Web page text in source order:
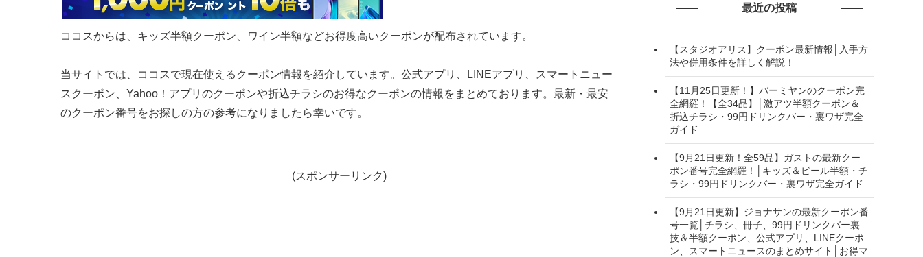
ココスからは、キッズ半額クーポン、ワイン半額などお得度高いクーポンが配布されています。
当サイトでは、ココスで現在使えるクーポン情報を紹介しています。公式アプリ、LINEアプリ、スマートニュー
スクーポン、Yahoo！アプリのクーポンや折込チラシのお得なクーポンの情報をまとめております。最新・最安
のクーポン番号をお探しの方の参考になりましたら幸いです。
(スポンサーリンク)
最近の投稿
【スタジオアリス】クーポン最新情報│入手方
法や併用条件を詳しく解説！
【11月25日更新！】バーミヤンのクーポン完
全網羅！【全34品】│激アツ半額クーポン＆
折込チラシ・99円ドリンクバー・裏ワザ完全
ガイド
【9月21日更新！全59品】ガストの最新クー
ポン番号完全網羅！│キッズ＆ビール半額・チ
ラシ・99円ドリンクバー・裏ワザ完全ガイド
【9月21日更新】ジョナサンの最新クーポン番
号一覧│チラシ、冊子、99円ドリンクバー裏
技＆半額クーポン、公式アプリ、LINEクーポ
ン、スマートニュースのまとめサイト│お得マ